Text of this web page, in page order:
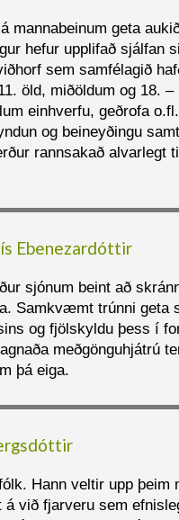
mannabeinum geta
hefur upplifað sjálfan
sem samfélagið
öld, miðöldum og 18. –
einhverfu, geðrofa
og beineyðingu
rannsakað alvarlegt
Ebenezardóttir
sjónum beint að
Samkvæmt trúnni geta
og fjölskyldu þess í
meðgönguhjátrú
þá eiga.
Hann veltir upp þeim
við fjarveru sem